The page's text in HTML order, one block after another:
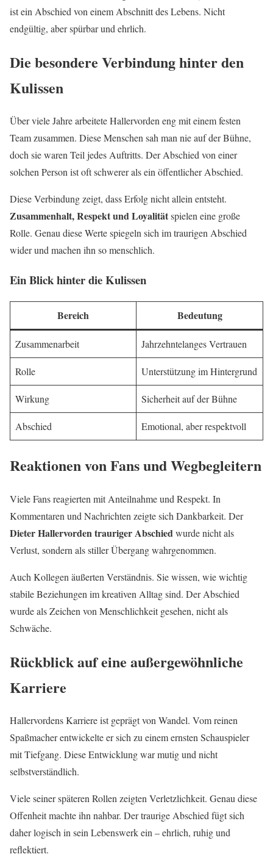
ist ein Abschied von einem Abschnitt des Lebens. Nicht
endgültig, aber spürbar und ehrlich.
Die besondere Verbindung hinter den
Kulissen
Über viele Jahre arbeitete Hallervorden eng mit einem festen
Team zusammen. Diese Menschen sah man nie auf der Bühne,
doch sie waren Teil jedes Auftritts. Der Abschied von einer
solchen Person ist oft schwerer als ein öffentlicher Abschied.
Diese Verbindung zeigt, dass Erfolg nicht allein entsteht.
Zusammenhalt, Respekt und Loyalitätspielen eine große
Rolle. Genau diese Werte spiegeln sich im traurigen Abschied
wider und machen ihn so menschlich.
Ein Blick hinter die Kulissen
Bereich Bedeutung
Zusammenarbeit Jahrzehntelanges Vertrauen
Rolle Unterstützung im Hintergrund
Wirkung Sicherheit auf der Bühne
Abschied Emotional, aber respektvoll
Reaktionen von Fans und Wegbegleitern
Viele Fans reagierten mit Anteilnahme und Respekt. In
Kommentaren und Nachrichten zeigte sich Dankbarkeit. Der
Dieter Hallervorden trauriger Abschiedwurde nicht als
Verlust, sondern als stiller Übergang wahrgenommen.
Auch Kollegen äußerten Verständnis. Sie wissen, wie wichtig
stabile Beziehungen im kreativen Alltag sind. Der Abschied
wurde als Zeichen von Menschlichkeit gesehen, nicht als
Schwäche.
Rückblick auf eine außergewöhnliche
Karriere
Hallervordens Karriere ist geprägt von Wandel. Vom reinen
Spaßmacher entwickelte er sich zu einem ernsten Schauspieler
mit Tiefgang. Diese Entwicklung war mutig und nicht
selbstverständlich.
Viele seiner späteren Rollen zeigten Verletzlichkeit. Genau diese
Offenheit machte ihn nahbar. Der traurige Abschied fügt sich
daher logisch in sein Lebenswerk ein – ehrlich, ruhig und
reflektiert.